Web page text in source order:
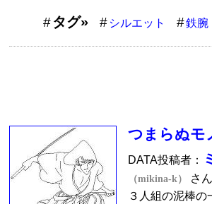
タグ» シルエット 鉄腕
つまらぬモ
DATA投稿者：
（mikina-k）
さん
３人組の泥棒の